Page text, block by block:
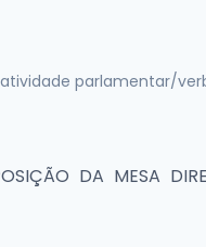
parlamentar/
DA MESA